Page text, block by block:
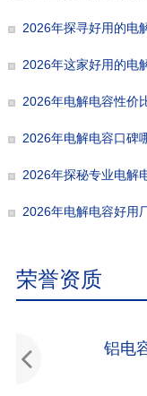
2026年探寻好用的电
2026年这家好用的电
2026年电解电容性价比高
2026年电解电容口碑哪
2026年探秘专业电解电容
2026年电解电容好用厂
荣誉资质
铝电